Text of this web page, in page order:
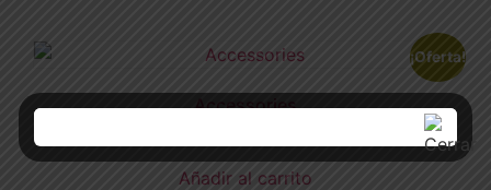
¡Oferta!
Accessories
Añadir al carrito